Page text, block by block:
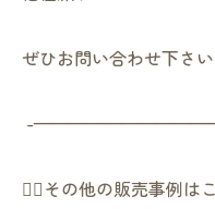
ぜひお問い合わせ下さ
-
👇🏻その他の販売事例は